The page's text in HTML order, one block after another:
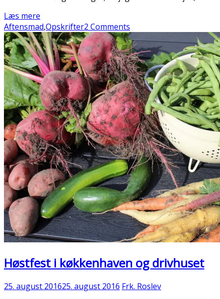
Læs mere
Aftensmad,Opskrifter2 Comments
Høstfest i køkkenhaven og drivhuset
25. august 201625. august 2016 Frk. Roslev